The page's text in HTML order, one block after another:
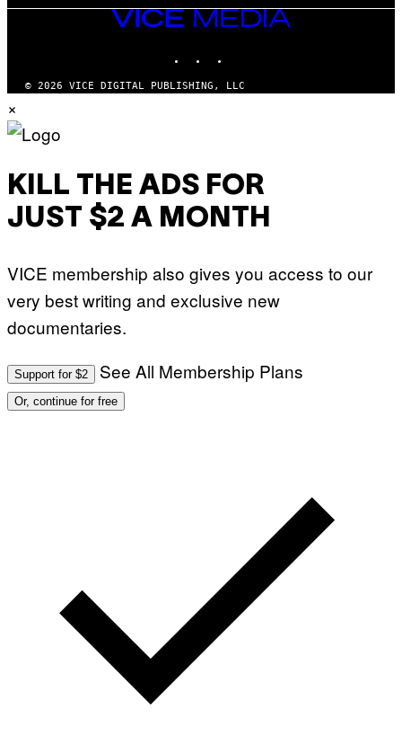
VICE
MEDIA
© 2026 VICE DIGITAL PUBLISHING, LLC
×
KILL THE ADS FOR
JUST $2 A MONTH
VICE membership also gives you access to our
very best writing and exclusive new
documentaries.
Support for $2 See All Membership Plans
Or, continue for free